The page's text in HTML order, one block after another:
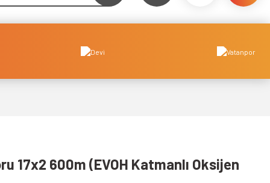
17x2 600m (EVOH Katmanlı Oksijen